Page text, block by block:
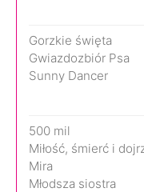
Gorzkie święta
Gwiazdozbiór Psa
Sunny Dancer
500 mil
Miłość, śmierć i
Mira
Młodsza siostra